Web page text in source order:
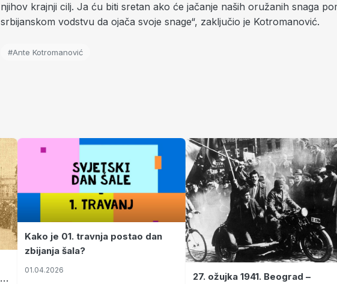
njihov krajnji cilj. Ja ću biti sretan ako će jačanje naših oružanih snaga
srbijanskom vodstvu da ojača svoje snage“, zaključio je Kotromanović.
#Ante Kotromanović
Kako je 01. travnja postao dan
zbijanja šala?
01.04.2026
27. ožujka 1941. Beograd –